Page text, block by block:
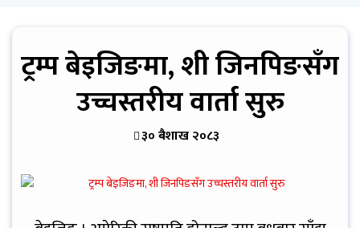
ट्रम्प बेइजिङमा, शी जिनपिङसँग
उच्चस्तरीय वार्ता सुरु
३० बैशाख २०८३